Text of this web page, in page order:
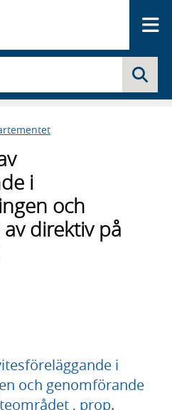
i
och
direktiv på
i
och genomförande
, prop.